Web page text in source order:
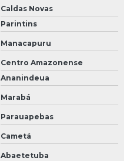
Caldas Novas
Parintins
Manacapuru
Centro Amazonense
Ananindeua
Marabá
Parauapebas
Cametá
Abaetetuba